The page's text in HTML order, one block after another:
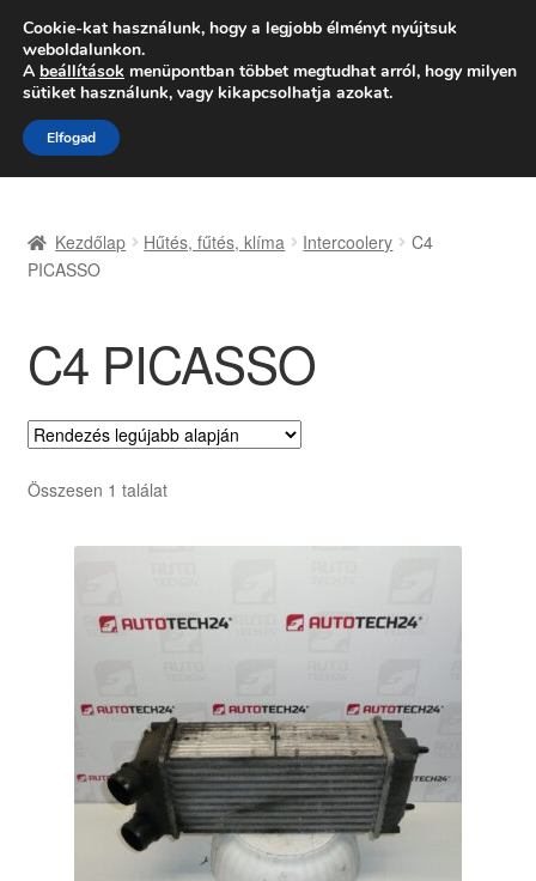
SZÁLLÍTÁS 2618 Ft-tól
Hétfő-Péntek 9:00–16:0006 80 088 054
Ugrás
a
navigációhoz
Kilépés
a
tartalomba
Adatvédelmi irányelvek
Kapcsolatba lépni
Kifizetések
Rólunk
Saját fiókom
Kezdőlap Hűtés, fűtés, klíma Intercoolery
C4
PICASSO
C4 PICASSO
Összesen 1 találat
Cookie-kat használunk, hogy a legjobb élményt nyújtsuk
weboldalunkon.
A beállítások menüpontban többet megtudhat arról, hogy milyen
sütiket használunk, vagy kikapcsolhatja azokat.
Elfogad